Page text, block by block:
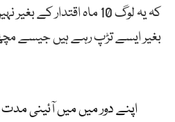
کہ یہ لوگ 10 ماہ اقتدار
بغیر ایسے تڑپ رہے ہیں جیسے
اپنے دور میں میں آئینی